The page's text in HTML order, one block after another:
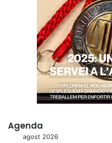
Agenda
agost 2026